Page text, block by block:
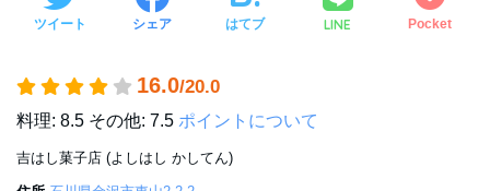
ツイート シェア はてブ LINE Pocket
16.0/20.0
料理: 8.5 その他: 7.5 ポイントについて
吉はし菓子店 (よしはし かしてん)